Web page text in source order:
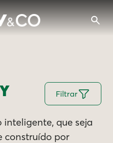
Filtrar
que seja
construído por